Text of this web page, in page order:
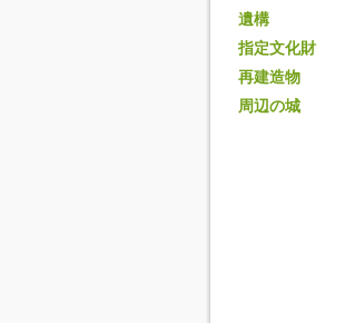
遺構
指定文化財
再建造物
周辺の城